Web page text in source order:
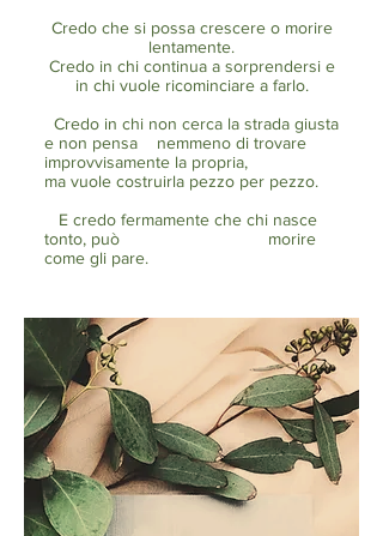
Credoche si possa crescere o morire
lentamente.
Credo in chi continua a sorprendersi e
in chi vuole ricominciare a farlo.
Credo in chi non cerca la strada giusta
e non pensa nemmeno di trovare
improvvisamente la propria,
ma vuole costruirla pezzo per pezzo.
E credo fermamente che chi nasce
tonto, può morire
come gli pare.